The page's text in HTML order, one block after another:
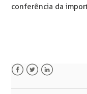
conferência da